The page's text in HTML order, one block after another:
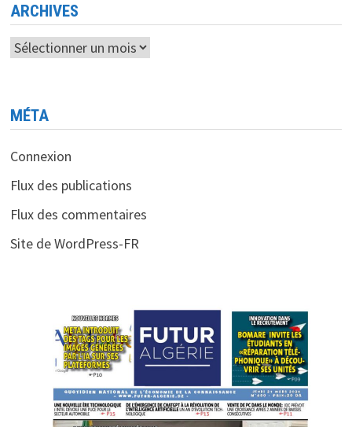
ARCHIVES
Archives
MÉTA
Connexion
Flux des publications
Flux des commentaires
Site de WordPress-FR